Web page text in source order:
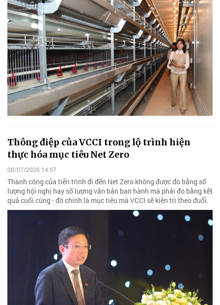
Thông điệp của VCCI trong lộ trình hiện
thực hóa mục tiêu Net Zero
08/07/2026 14:57
Thành công của tiến trình đi đến Net Zero không được đo bằng số
lượng hội nghị hay số lượng văn bản ban hành mà phải đo bằng kết
quả cuối cùng - đó chính là mục tiêu mà VCCI sẽ kiên trì theo đuổi.